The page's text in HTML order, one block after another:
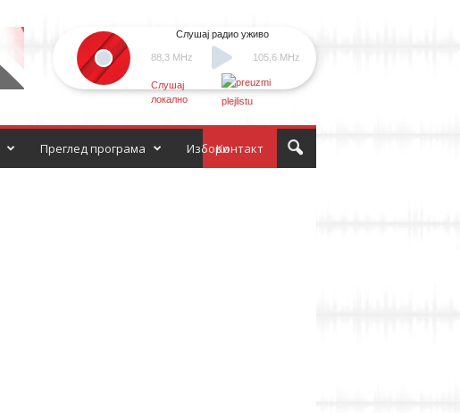
88,3 MHz
Слушај радио уживо
105,6 MHz
Слушај
локално
Контакт
Преглед програма Избори